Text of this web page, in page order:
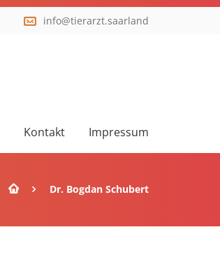
info@tierarzt.saarland
Kontakt Impressum
Dr. Bogdan Schubert